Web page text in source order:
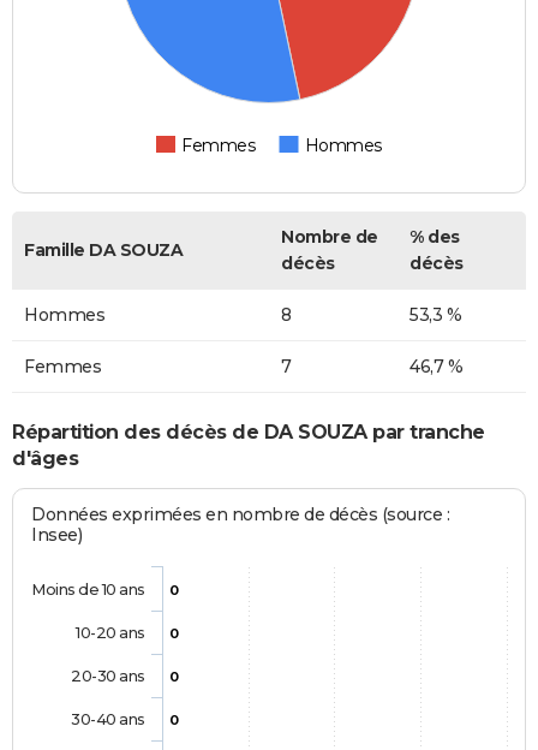
Femmes Hommes
Famille DA SOUZA
Nombre de
décès
% des
décès
Hommes 8 53,3 %
Femmes 7 46,7 %
Répartition des décès de DA SOUZA par tranche
d'âges
Données exprimées en nombre de décès (source :
Insee)
0
0
0
0
Moins de 10 ans
10-20 ans
20-30 ans
30-40 ans